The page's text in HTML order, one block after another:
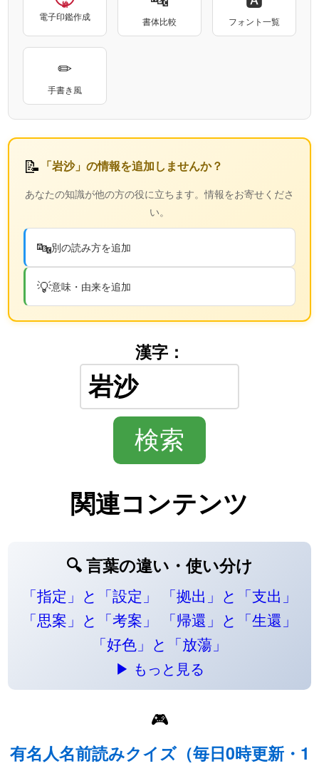
電子印鑑作成 書体比較 フォント一覧
✏
手書き風
📝 「岩沙」の情報を追加しませんか？
あなたの知識が他の方の役に立ちます。情報をお寄せくださ
い。
🔤別の読み方を追加
💡意味・由来を追加
漢字：
関連コンテンツ
🔍 言葉の違い・使い分け
「指定」と「設定」
「拠出」と「支出」
「思案」と「考案」
「帰還」と「生還」
「好色」と「放蕩」
▶ もっと見る
🎮
有名人名前読みクイズ（毎日0時更新・1